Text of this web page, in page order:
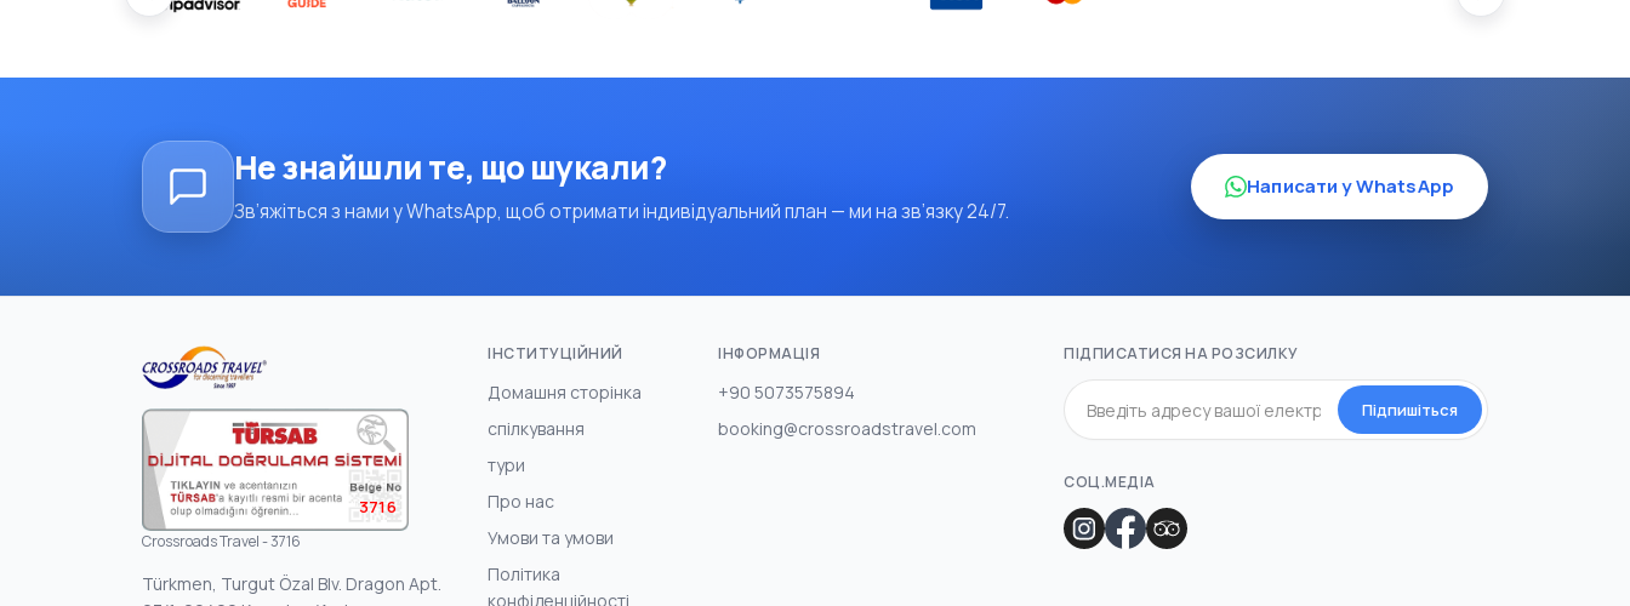
Не знайшли те, що шукали?
Зв’яжіться з нами у WhatsApp, щоб отримати індивідуальний план — ми на зв’язку 24/7.
Написати у WhatsApp
3716
Crossroads Travel - 3716
Türkmen, Turgut Özal Blv. Dragon Apt.
ІНСТИТУЦІЙНИЙ
Домашня сторінка
спілкування
тури
Про нас
Умови та умови
Політика
конфіденційності
ІНФОРМАЦІЯ
+90 5073575894
booking@crossroadstravel.com
ПІДПИСАТИСЯ НА РОЗСИЛКУ
Підпишіться
СОЦ.МЕДІА